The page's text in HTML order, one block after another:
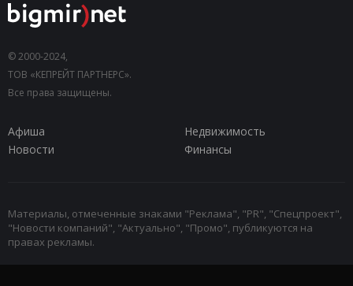
© 2000-2024,
ТОВ «КЕПРЕЙТ ПАРТНЕРС».
Все права защищены.
Афиша
Недвижимость
Новости
Финансы
Материалы, отмеченные знаками "Реклама", "PR", "Спецпроект",
"Новости компаний", "Актуально", "Промо", публикуются на
правах рекламы.